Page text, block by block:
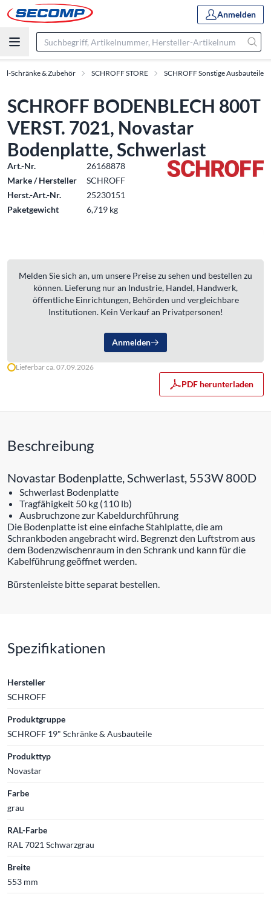
Anmelden
Schränke & Zubehör SCHROFF STORE SCHROFF Sonstige Ausbauteile
SCHROFF BODENBLECH 800T
VERST. 7021, Novastar
Bodenplatte, Schwerlast
Art.-Nr.
26168878
Marke / Hersteller
SCHROFF
Herst.-Art.-Nr.
25230151
Paketgewicht
6,719 kg
Melden Sie sich an, um unsere Preise zu sehen und bestellen zu
können. Lieferung nur an Industrie, Handel, Handwerk,
öffentliche Einrichtungen, Behörden und vergleichbare
Institutionen. Kein Verkauf an Privatpersonen!
Anmelden
Lieferbar ca. 07.09.2026
PDF herunterladen
Beschreibung
Novastar Bodenplatte, Schwerlast, 553W 800D
Schwerlast Bodenplatte
Tragfähigkeit 50 kg (110 lb)
Ausbruchzone zur Kabeldurchführung
Die Bodenplatte ist eine einfache Stahlplatte, die am
Schrankboden angebracht wird. Begrenzt den Luftstrom aus
dem Bodenzwischenraum in den Schrank und kann für die
Kabelführung geöffnet werden.
Bürstenleiste bitte separat bestellen.
Spezifikationen
Hersteller
SCHROFF
Produktgruppe
SCHROFF 19" Schränke & Ausbauteile
Produkttyp
Novastar
Farbe
grau
RAL-Farbe
RAL 7021 Schwarzgrau
Breite
553 mm